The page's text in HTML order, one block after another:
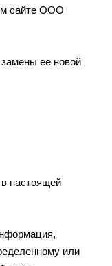
сайте ООО
ее новой
настоящей
или